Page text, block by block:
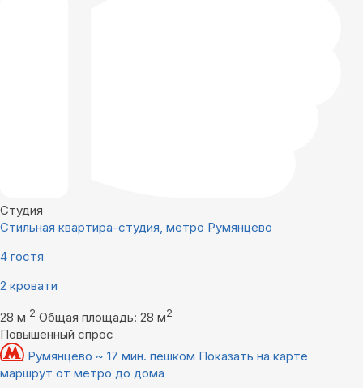
Студия
Стильная квартира-студия, метро Румянцево
4 гостя
2 кровати
28 м 2 Общая площадь: 28 м2
Повышенный спрос
Румянцево ~ 17 мин. пешком Показать на карте
маршрут от метро до дома